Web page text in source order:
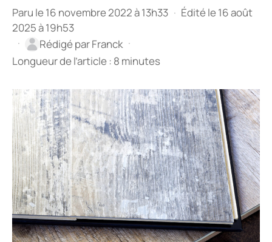
Paru le 16 novembre 2022 à 13h33 · Édité le 16 août
2025 à 19h53
·
Rédigé parFranck ·
Longueur de l’article : 8 minutes